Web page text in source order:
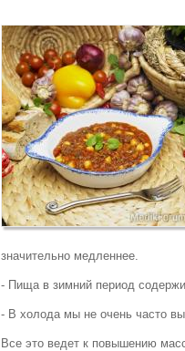
значительно медленнее.
- Пища в зимний период
- В холода мы не очень часто
Все это ведет к повышению